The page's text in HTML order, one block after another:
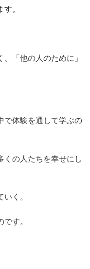
。
「他の人のために」
で体験を通して学ぶの
くの人たちを幸せにし
く。
す。